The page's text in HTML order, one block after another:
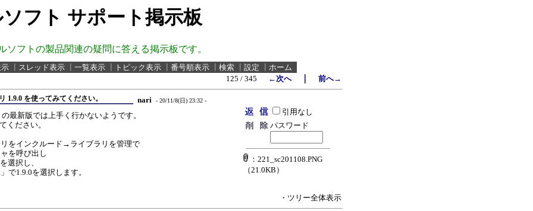
フト サポート掲示板
ソフトの製品関連の疑問に答える掲示板です。
スレッド表示 一覧表示 トピック表示 番号順表示 検索 設定
ホーム
125 / 345
←次へ｜ 前へ→
1.9.0 を使ってみてください。 nari - 20/11/8(日) 23:32 -
最新版では上手く行かないようです。
ください。
をインクルード→ライブラリを管理で
を呼び出し
選択し、
で1.9.0を選択します。
引用なし
パスワード
：221_sc201108.PNG
（21.0KB）
・ツリー全体表示